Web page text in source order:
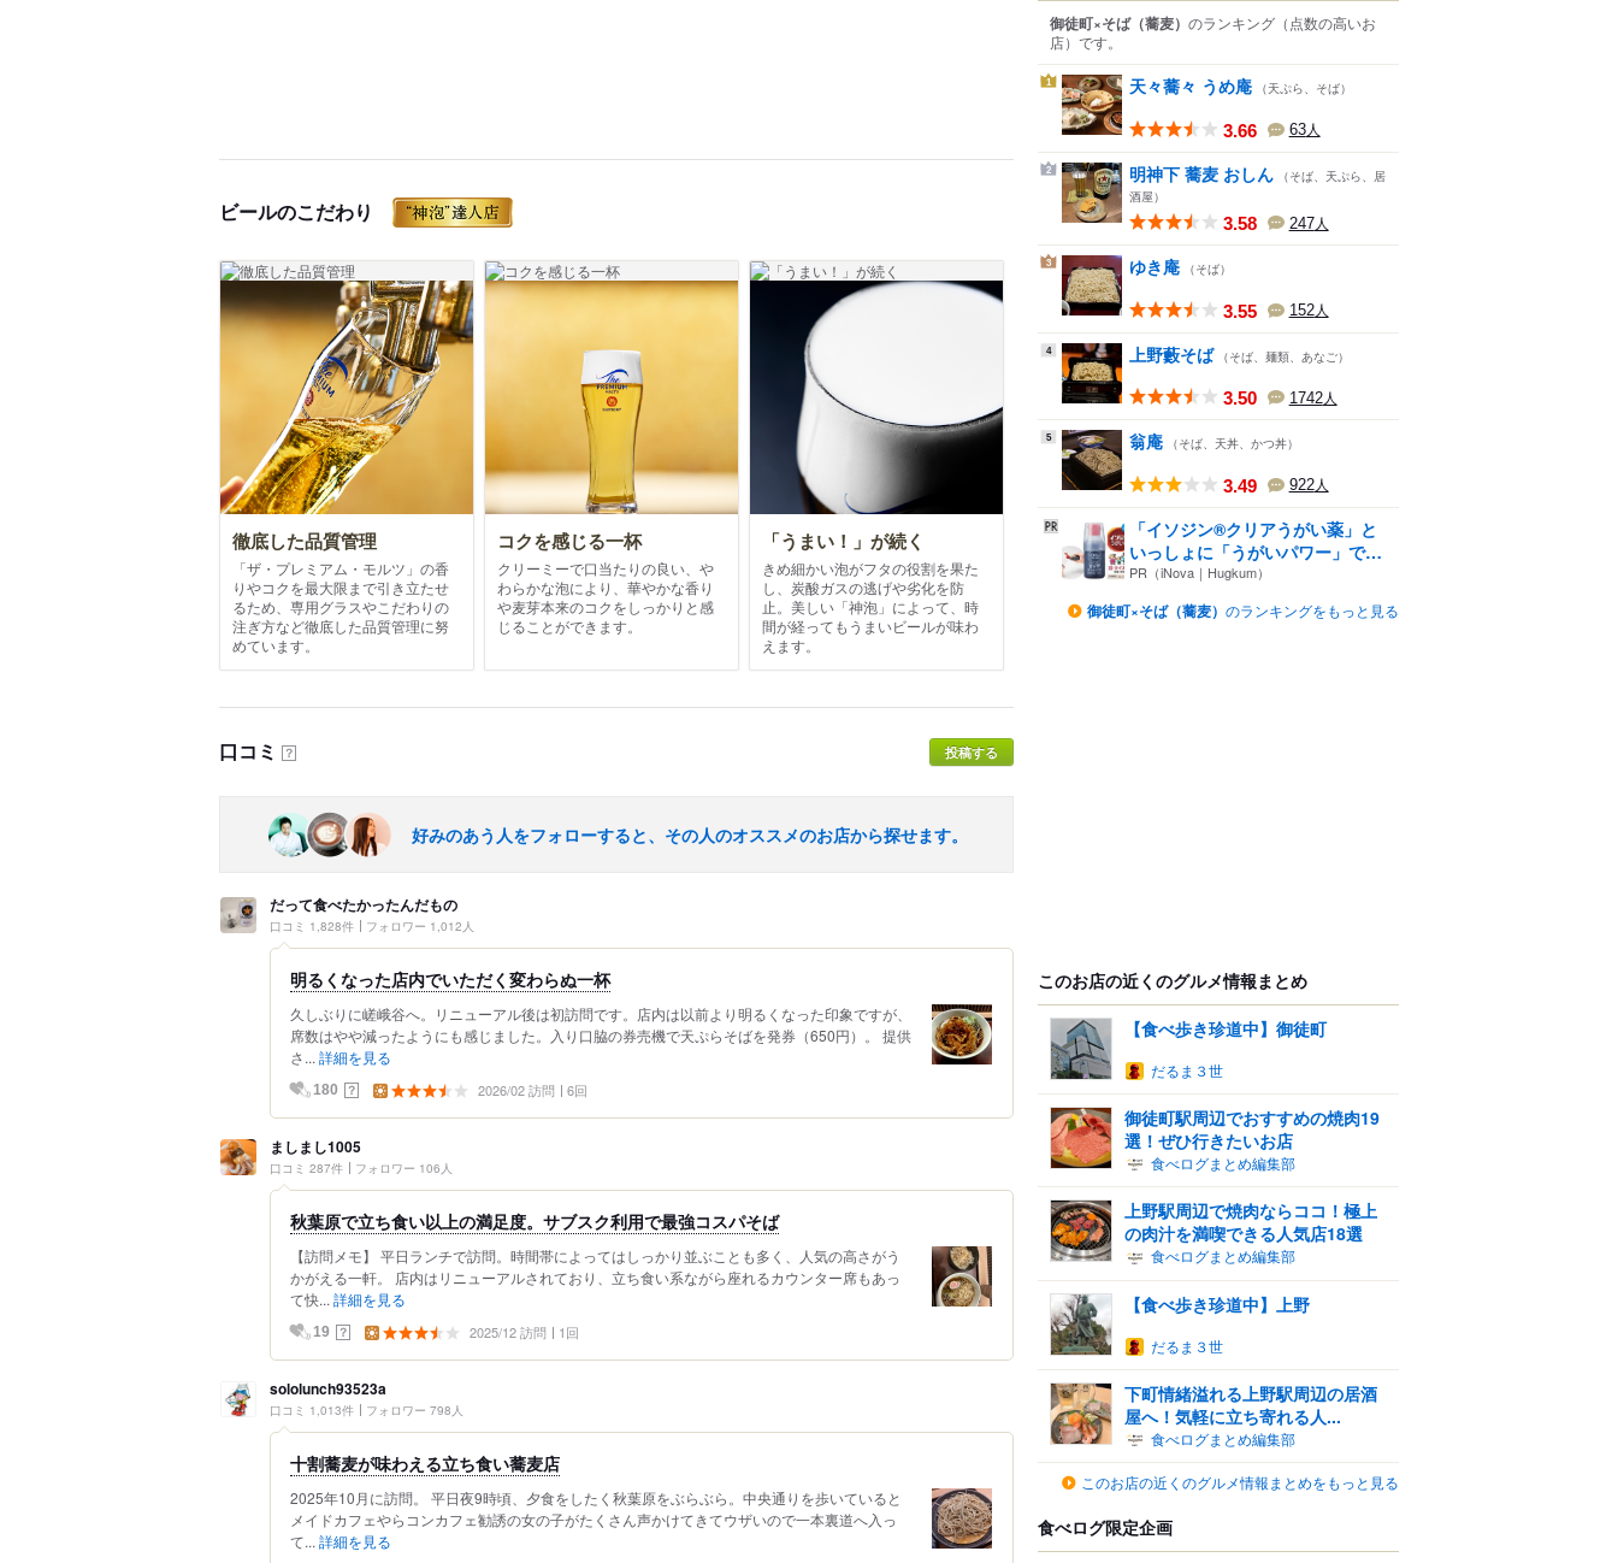
ビールのこだわり
徹底した品質管理
「ザ・プレミアム・モルツ」の香
りやコクを最大限まで引き立たせ
るため、専用グラスやこだわりの
注ぎ方など徹底した品質管理に努
めています。
コクを感じる一杯
クリーミーで口当たりの良い、や
わらかな泡により、華やかな香り
や麦芽本来のコクをしっかりと感
じることができます。
「うまい！」が続く
きめ細かい泡がフタの役割を果た
し、炭酸ガスの逃げや劣化を防
止。美しい「神泡」によって、時
間が経ってもうまいビールが味わ
えます。
口コミ ？ 投稿する
好みのあう人をフォローすると、その人のオススメのお店から探せます。
だって食べたかったんだもの
口コミ 1,828件 フォロワー 1,012人
明るくなった店内でいただく変わらぬ一杯
久しぶりに嵯峨谷へ。リニューアル後は初訪問です。店内は以前より明るくなった印象ですが、
席数はやや減ったようにも感じました。入り口脇の券売機で天ぷらそばを発券（650円）。 提供
さ... 詳細を見る
180 ？ 2026/02 訪問 6回
ましまし1005
口コミ 287件 フォロワー 106人
秋葉原で立ち食い以上の満足度。サブスク利用で最強コスパそば
【訪問メモ】 平日ランチで訪問。時間帯によってはしっかり並ぶことも多く、人気の高さがう
かがえる一軒。 店内はリニューアルされており、立ち食い系ながら座れるカウンター席もあっ
て快... 詳細を見る
19 ？ 2025/12 訪問 1回
sololunch93523a
口コミ 1,013件 フォロワー 798人
十割蕎麦が味わえる立ち食い蕎麦店
2025年10月に訪問。 平日夜9時頃、夕食をしたく秋葉原をぶらぶら。中央通りを歩いていると
メイドカフェやらコンカフェ勧誘の女の子がたくさん声かけてきてウザいので一本裏道へ入っ
て... 詳細を見る
御徒町×そば（蕎麦） のランキング （点数の高いお
店） です。
1 天々蕎々 うめ庵 （天ぷら、そば）
3.66 63人
2 明神下 蕎麦 おしん （そば、天ぷら、居
酒屋）
3.58 247人
3 ゆき庵 （そば）
3.55 152人
4 上野藪そば （そば、麺類、あなご）
3.50 1742人
5 翁庵 （そば、天丼、かつ丼）
3.49 922人
「イソジン®クリアうがい薬」と
いっしょに「うがいパワー」で
一...
PR（iNova｜Hugkum）
御徒町×そば（蕎麦） のランキングをもっと見る
このお店の近くのグルメ情報まとめ
【食べ歩き珍道中】御徒町
だるま３世
御徒町駅周辺でおすすめの焼肉19
選！ぜひ行きたいお店
食べログまとめ編集部
上野駅周辺で焼肉ならココ！極上
の肉汁を満喫できる人気店18選
食べログまとめ編集部
【食べ歩き珍道中】上野
だるま３世
下町情緒溢れる上野駅周辺の居酒
屋へ！気軽に立ち寄れる人...
食べログまとめ編集部
このお店の近くのグルメ情報まとめをもっと見る
食べログ限定企画